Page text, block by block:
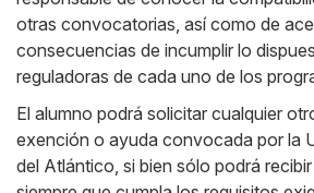
otras convocatorias, así como de
consecuencias de incumplir lo
reguladoras de cada uno de los
El alumno podrá solicitar cualquier
exención o ayuda convocada por la
del Atlántico, si bien sólo podrá